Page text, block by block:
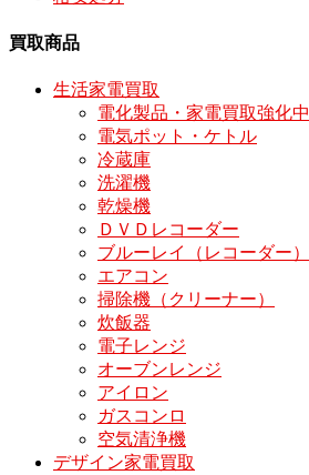
買取商品
生活家電買取
電化製品・家電買取強化中
電気ポット・ケトル
冷蔵庫
洗濯機
乾燥機
ＤＶＤレコーダー
ブルーレイ（レコーダー）
エアコン
掃除機（クリーナー）
炊飯器
電子レンジ
オーブンレンジ
アイロン
ガスコンロ
空気清浄機
デザイン家電買取